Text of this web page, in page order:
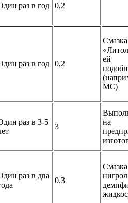
раз в год 0,2
раз в год 0,2
Смазка
ей
МС)
раз в 3-5
3
на
раз в два
0,3